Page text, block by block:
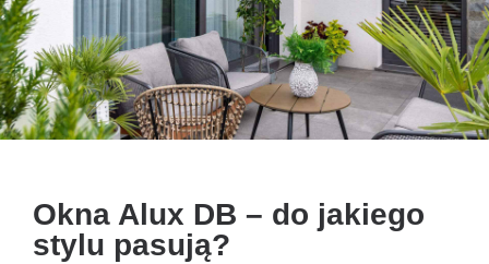
Okna Alux DB – do jakiego
stylu pasują?